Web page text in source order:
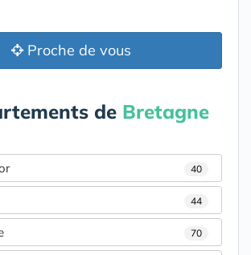
Proche de vous
de Bretagne
40
44
70